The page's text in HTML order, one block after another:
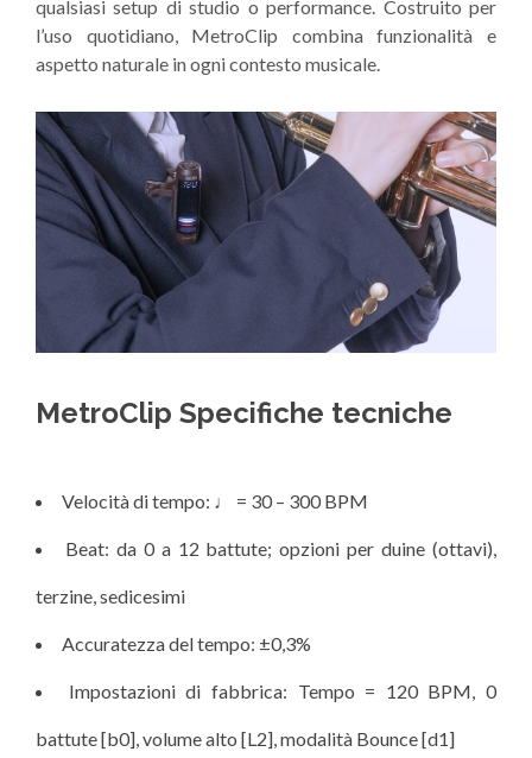
qualsiasi setup di studio o performance. Costruito per
l’uso quotidiano, MetroClip combina funzionalità e
aspetto naturale in ogni contesto musicale.
MetroClip Specifiche tecniche
Velocità di tempo: ♩ = 30 – 300 BPM
Beat: da 0 a 12 battute; opzioni per duine (ottavi),
terzine, sedicesimi
Accuratezza del tempo: ±0,3%
Impostazioni di fabbrica: Tempo = 120 BPM, 0
battute [b0], volume alto [L2], modalità Bounce [d1]